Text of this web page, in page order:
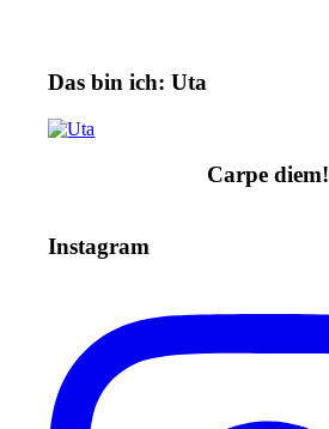
Das bin ich: Uta
Carpe diem!
Instagram